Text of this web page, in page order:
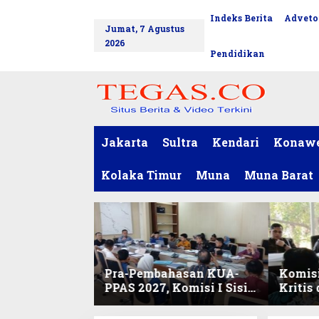
Jumat, 7 Agustus
2026
Indeks Berita
Pendidikan
Jakarta Sultra Kendari
Kolaka Timur Muna Muna Barat
Pra-Pembahasan KUA-
PPAS 2027, Komisi I Sisir
Program Prioritas
Kritis